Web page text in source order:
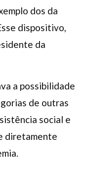
dos da
dispositivo,
da
a possibilidade
de outras
social e
diretamente